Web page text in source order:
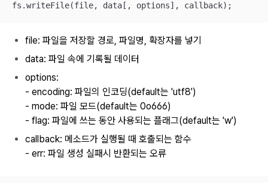
fs.writeFile(file, data[, options], callback);
file: 파일을 저장할 경로, 파일명, 확장자를 넣기
data: 파일 속에 기록될 데이터
options:
- encoding: 파일의 인코딩(default는 'utf8')
- mode: 파일 모드(default는 0o666)
- flag: 파일에 쓰는 동안 사용되는 플래그(default는 'w')
callback: 메소드가 실행될 때 호출되는 함수
- err: 파일 생성 실패시 반환되는 오류